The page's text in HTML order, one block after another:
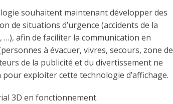
souhaitent maintenant développer des
de situations d’urgence (accidents de la
afin de faciliter la communication en
à évacuer, vivres, secours, zone de
de la publicité et du divertissement ne
exploiter cette technologie d’affichage.
3D en fonctionnement.